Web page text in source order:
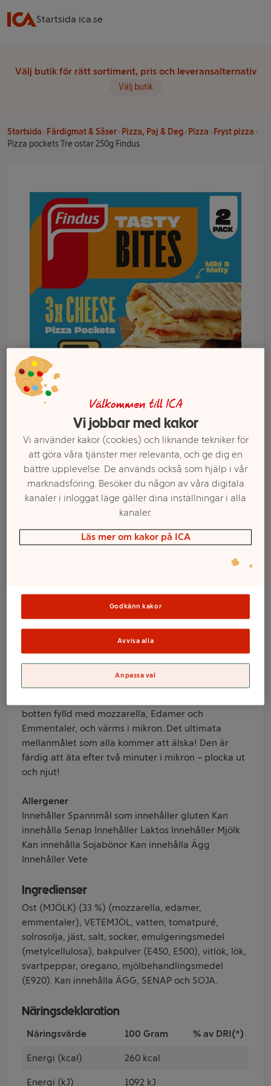
Startsida ica.se
Välj butik för rätt sortiment, pris och leveransalternativ
Välj butik
Startsida Färdigmat & Såser Pizza, Paj & Deg Pizza
Fryst pizza
Pizza pockets Tre ostar 250g Findus
Pizza pockets Tre
ostar 250g Findus
Produktinformation
Information från leverantör
Längtar du efter ett mellanmål som sätter smaken
först? Då har vi garanterat det du behöver! Findus
botten fylld med mozzarella, Edamer och
Emmentaler, och värms i mikron. Det ultimata
mellanmålet som alla kommer att älska! Den är
färdig att äta efter två minuter i mikron – plocka ut
och njut!
Allergener
Innehåller Spannmål som innehåller gluten Kan
innehålla Senap Innehåller Laktos Innehåller Mjölk
Kan innehålla Sojabönor Kan innehålla Ägg
Innehåller Vete
Ingredienser
Ost (MJÖLK) (33 %) (mozzarella, edamer,
emmentaler), VETEMJÖL, vatten, tomatpuré,
solrosolja, jäst, salt, socker, emulgeringsmedel
(metylcellulosa), bakpulver (E450, E500), vitlök, lök,
svartpeppar, oregano, mjölbehandlingsmedel
(E920). Kan innehålla ÄGG, SENAP och SOJA.
Näringsdeklaration
Näringsvärde 100 Gram % av DRI(*)
Energi (kcal) 260 kcal
Energi (kJ) 1092 kJ
Välj butik och handla
Sortimentet kan variera mellan butikerna
Välkommen till ICA
Vi jobbar med kakor
Vi använder kakor (cookies) och liknande tekniker för
att göra våra tjänster mer relevanta, och ge dig en
bättre upplevelse. De används också som hjälp i vår
marknadsföring. Besöker du någon av våra digitala
kanaler i inloggat läge gäller dina inställningar i alla
kanaler.
Läs mer om kakor på ICA
Godkänn kakor
Avvisa alla
Anpassa val